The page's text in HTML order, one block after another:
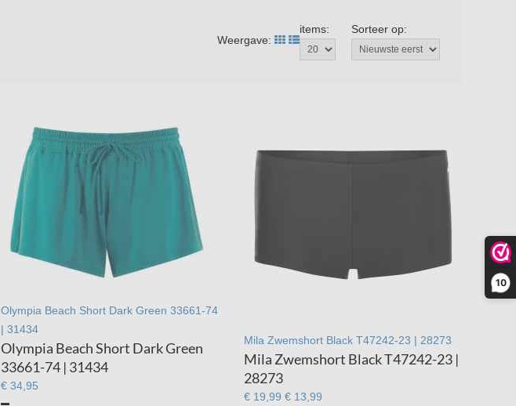
10
Weergave:
items: Sorteer op:
Olympia Beach Short Dark Green 33661-74
| 31434
Olympia Beach Short Dark Green
33661-74 | 31434
€ 34,95
Mila Zwemshort Black T47242-23 | 28273
Mila Zwemshort Black T47242-23 |
28273
€ 19,99 € 13,99